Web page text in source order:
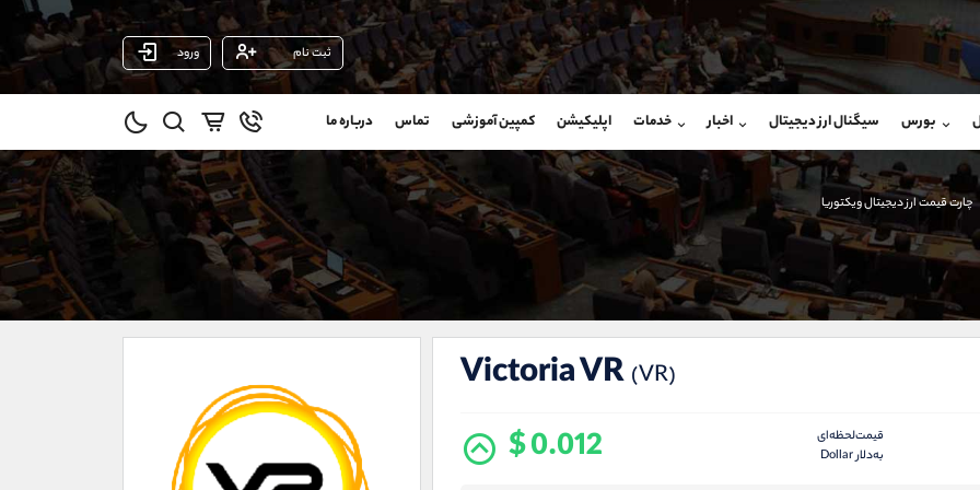
ثبت نام ورود
بورس سیگنال ارز دیجیتال اخبار خدمات اپلیکیشن کمپین آموزشی تماس درباره ما
چارت قیمت ارز دیجیتال ویکتوریا
Victoria VR (VR)
قیمت‌لحظه‌ای
به‌دلار Dollar
$ 0.012
شروع گفتگو
@Armteam_admin_33
118
شروع گفتگو
@Armteam_admin_104
داخلی 104
(محسن یزدی)
09304891085
واتساپ شروع گفتگو
تلگرام @Armteam_admin_103
021-22021030
021-22021040
@alireza.mehrabii
@alirezamehrabi_com
@alirezamehrabi_official